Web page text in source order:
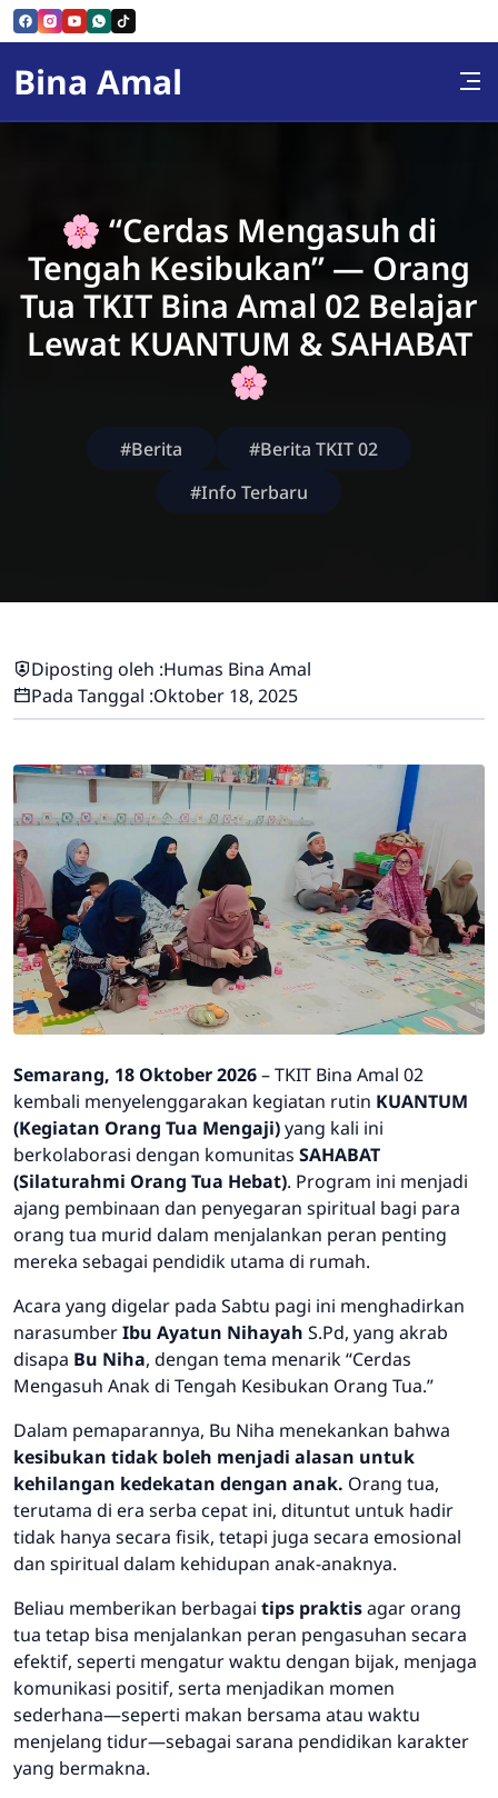
Skip to Content
Bina Amal
🌸 “Cerdas Mengasuh di
Tengah Kesibukan” — Orang
Tua TKIT Bina Amal 02 Belajar
Lewat KUANTUM & SAHABAT
🌸
#Berita
#Berita TKIT 02
#Info Terbaru
Diposting oleh :Humas Bina Amal
Pada Tanggal :Oktober 18, 2025
Semarang, 18 Oktober 2026– TKIT Bina Amal 02
kembali menyelenggarakan kegiatan rutin KUANTUM
(Kegiatan Orang Tua Mengaji)yang kali ini
berkolaborasi dengan komunitas SAHABAT
(Silaturahmi Orang Tua Hebat). Program ini menjadi
ajang pembinaan dan penyegaran spiritual bagi para
orang tua murid dalam menjalankan peran penting
mereka sebagai pendidik utama di rumah.
Acara yang digelar pada Sabtu pagi ini menghadirkan
narasumberIbu Ayatun Nihayah S.Pd, yang akrab
disapa Bu Niha, dengan tema menarik“Cerdas
Mengasuh Anak di Tengah Kesibukan Orang Tua.”
Dalam pemaparannya, Bu Niha menekankan bahwa
kesibukan tidak boleh menjadi alasan untuk
kehilangan kedekatan dengan anak. Orang tua,
terutama di era serba cepat ini, dituntut untuk hadir
tidak hanya secara fisik, tetapi juga secara emosional
dan spiritual dalam kehidupan anak-anaknya.
Beliau memberikan berbagai tips praktisagar orang
tua tetap bisa menjalankan peran pengasuhan secara
efektif, seperti mengatur waktu dengan bijak, menjaga
komunikasi positif, serta menjadikan momen
sederhana—seperti makan bersama atau waktu
menjelang tidur—sebagai sarana pendidikan karakter
yang bermakna.